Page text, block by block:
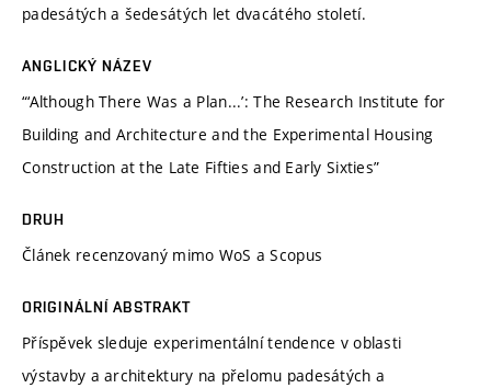
padesátých a šedesátých let dvacátého století.
ANGLICKÝ NÁZEV
“‘Although There Was a Plan...’: The Research Institute for
Building and Architecture and the Experimental Housing
Construction at the Late Fifties and Early Sixties”
DRUH
Článek recenzovaný mimo WoS a Scopus
ORIGINÁLNÍ ABSTRAKT
Příspěvek sleduje experimentální tendence v oblasti
výstavby a architektury na přelomu padesátých a